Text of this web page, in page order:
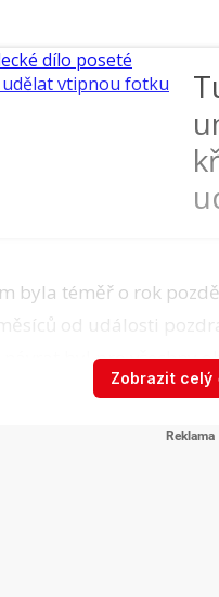
byla téměř o rok
od události
návrat byl pro všechny
později
Zobrazit celý